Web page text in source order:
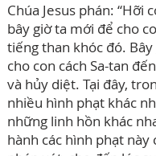
Chúa Jesus phán: “Hỡi
bây giờ ta mới để cho
tiếng than khóc đó.
cho con cách Sa-tan
và hủy diệt. Tại đây,
nhiều hình phạt khác
những linh hồn khác
hành các hình phạt này